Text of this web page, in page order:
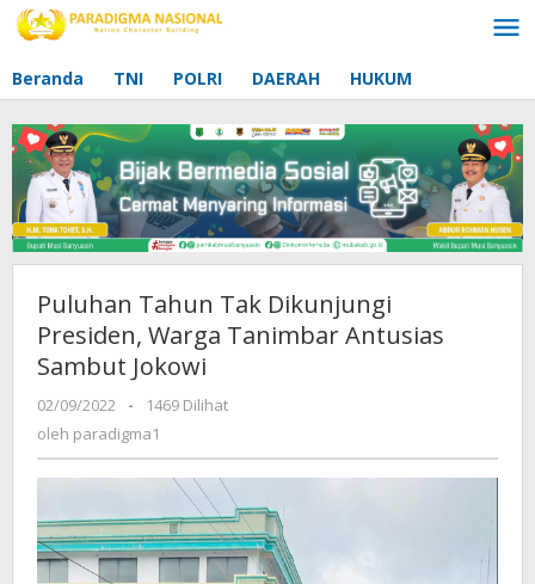
Lewati
ke
Beranda TNI POLRI DAERAH HUKUM
Puluhan Tahun Tak Dikunjungi
Presiden, Warga Tanimbar Antusias
Sambut Jokowi
02/09/2022
oleh
paradigma1
-
1469 Dilihat
oleh paradigma1